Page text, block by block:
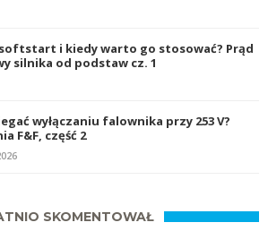
softstart i kiedy warto go stosować? Prąd
silnika od podstaw cz. 1
wyłączaniu falownika przy 253 V?
F&F, część 2
SKOMENTOWAŁ